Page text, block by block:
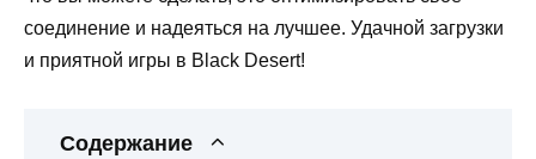
соединение и надеяться на лучшее. Удачной загрузки
и приятной игры в Black Desert!
Содержание